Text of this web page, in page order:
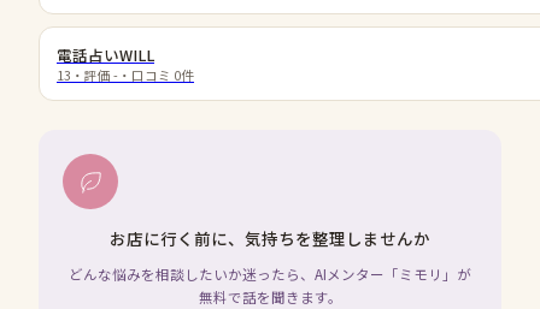
電話占いWILL
13 ・評価 - ・口コミ 0件
お店に行く前に、気持ちを整理しませんか
どんな悩みを相談したいか迷ったら、AIメンター「ミモリ」が
無料で話を聞きます。